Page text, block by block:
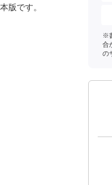
版です。
※
合
の